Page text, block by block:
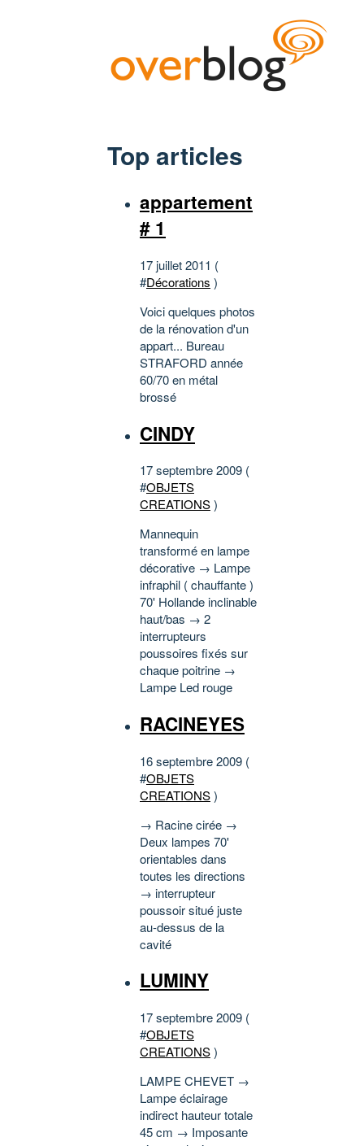
Top articles
appartement
# 1
17 juillet 2011 (
#Décorations )
Voici quelques photos
de la rénovation d'un
appart... Bureau
STRAFORD année
60/70 en métal
brossé
CINDY
17 septembre 2009 (
#OBJETS
CREATIONS)
Mannequin
transformé en lampe
décorative → Lampe
infraphil ( chauffante )
70' Hollande inclinable
haut/bas → 2
interrupteurs
poussoires fixés sur
chaque poitrine →
Lampe Led rouge
RACINEYES
16 septembre 2009 (
#OBJETS
CREATIONS)
→ Racine cirée →
Deux lampes 70'
orientables dans
toutes les directions
→ interrupteur
poussoir situé juste
au-dessus de la
cavité
LUMINY
17 septembre 2009 (
#OBJETS
CREATIONS)
LAMPE CHEVET →
Lampe éclairage
indirect hauteur totale
45 cm → Imposante